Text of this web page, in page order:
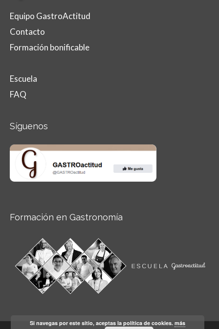
Equipo GastroActitud
Contacto
Formación bonificable
Escuela
FAQ
Síguenos
Formación en Gastronomía
Si navegas por este sitio, aceptas la política de cookies.más